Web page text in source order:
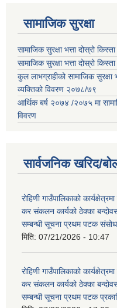
सामाजिक सुरक्षा
सामाजिक सुरक्षा भत्ता दोस्रो
सामाजिक सुरक्षा भत्ता दोस्रो
कुल लाभग्राहीको सामाजिक सुरक्षा
व्यक्तिको विवरण २०७८/७९
आर्थिक बर्ष २०७४ /२०७५ मा
विवरण
सार्वजनिक खरिद/
रोहिणी गाउँपालिकाको
कर संकलन कार्यको ठेक्का
सम्बन्धी सूचना प्रथम पटक
मिति: 07/21/2026 - 10:47
रोहिणी गाउँपालिकाको
कर संकलन कार्यको ठेक्का
सम्बन्धी सूचना प्रथम पटक